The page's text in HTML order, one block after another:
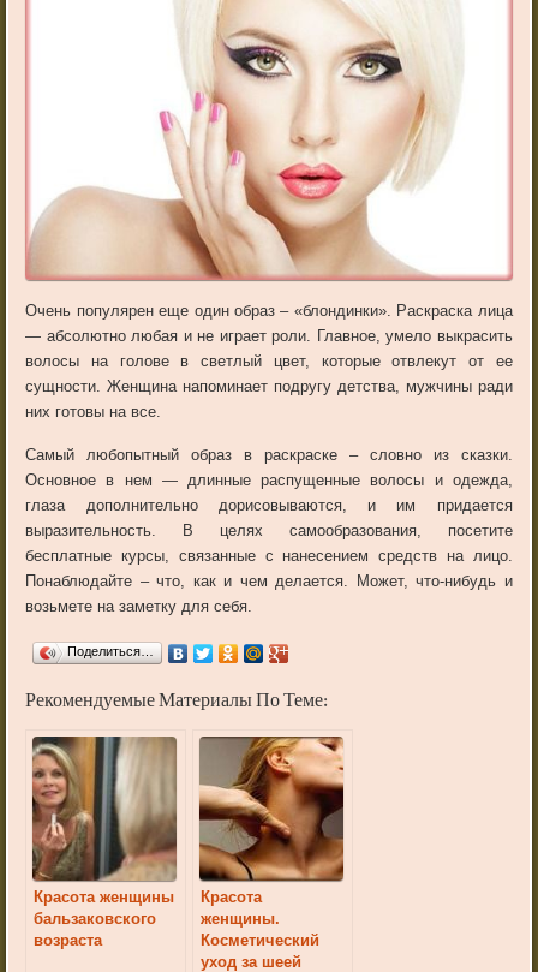
Очень популярен еще один образ – «блондинки». Раскраска лица
— абсолютно любая и не играет роли. Главное, умело выкрасить
волосы на голове в светлый цвет, которые отвлекут от ее
сущности. Женщина напоминает подругу детства, мужчины ради
них готовы на все.
Самый любопытный образ в раскраске – словно из сказки.
Основное в нем — длинные распущенные волосы и одежда,
глаза дополнительно дорисовываются, и им придается
выразительность. В целях самообразования, посетите
бесплатные курсы, связанные с нанесением средств на лицо.
Понаблюдайте – что, как и чем делается. Может, что-нибудь и
возьмете на заметку для себя.
Поделиться…
Рекомендуемые Материалы По Теме:
Красота женщины
бальзаковского
возраста
Красота
женщины.
Косметический
уход за шеей